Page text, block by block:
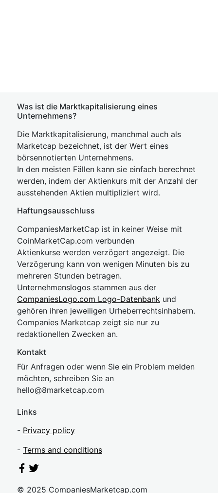
Was ist die Marktkapitalisierung eines
Unternehmens?
Die Marktkapitalisierung, manchmal auch als
Marketcap bezeichnet, ist der Wert eines
börsennotierten Unternehmens.
In den meisten Fällen kann sie einfach berechnet
werden, indem der Aktienkurs mit der Anzahl der
ausstehenden Aktien multipliziert wird.
Haftungsausschluss
CompaniesMarketCap ist in keiner Weise mit
CoinMarketCap.com verbunden
Aktienkurse werden verzögert angezeigt. Die
Verzögerung kann von wenigen Minuten bis zu
mehreren Stunden betragen.
Unternehmenslogos stammen aus der
CompaniesLogo.com Logo-Datenbank und
gehören ihren jeweiligen Urheberrechtsinhabern.
Companies Marketcap zeigt sie nur zu
redaktionellen Zwecken an.
Kontakt
Für Anfragen oder wenn Sie ein Problem melden
möchten, schreiben Sie an
hello@8marketcap.com
Links
- Privacy policy
- Terms and conditions
© 2025 CompaniesMarketcap.com